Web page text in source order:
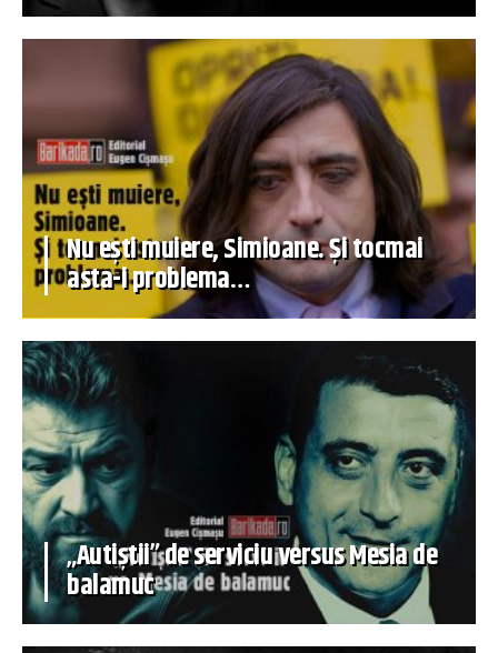
Nu ești muiere, Simioane. Și tocmai
asta-i problema…
„Autiștii” de serviciu versus Mesia de
balamuc